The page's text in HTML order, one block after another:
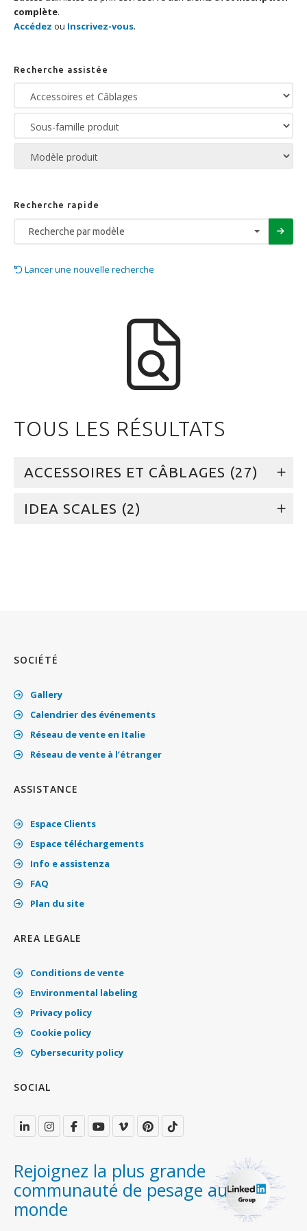
complète.
Accédez ou Inscrivez-vous.
Recherche assistée
Recherche rapide
Recherche par modèle
Lancer une nouvelle recherche
TOUS LES RÉSULTATS
ACCESSOIRES ET CÂBLAGES (27)
IDEA SCALES (2)
SOCIÉTÉ
Gallery
Calendrier des événements
Réseau de vente en Italie
Réseau de vente à l’étranger
ASSISTANCE
Espace Clients
Espace téléchargements
Info e assistenza
FAQ
Plan du site
AREA LEGALE
Conditions de vente
Environmental labeling
Privacy policy
Cookie policy
Cybersecurity policy
SOCIAL
Rejoignez la plus grande
communauté de pesage au
monde